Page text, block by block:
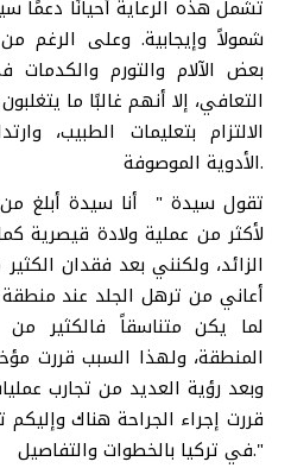
تشمل هذه الرعاية أحيانًا دعمًا
شمولاً وإيجابية. وعلى الرغم
بعض الآلام والتورم
التعافي، إلا أنهم غالبًا ما
الالتزام بتعليمات الطبيب،
الأدوية الموصوفة.
لأكثر من عملية ولادة قيصرية
الزائد، ولكنني بعد فقدان
أعاني من ترهل الجلد عند
لما يكن متناسقاً فالكثير
المنطقة، ولهذا السبب قررت
وبعد رؤية العديد من تجارب
قررت إجراء الجراحة هناك
في تركيا بالخطوات والتفاصيل."